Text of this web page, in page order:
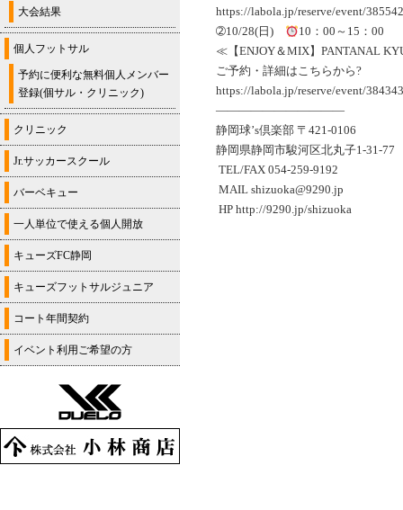
https://labola.jp/reserve/event/
➁10/28(日)
10：00～15：00
≪【ENJOY＆MIX】PANTANAL
ご予約・詳細はこちらから?
https://labola.jp/reserve/event/
———————————
静岡球’s倶楽部 〒421-0106
静岡県静岡市駿河区北丸子1-31-77
TEL/FAX 054-259-9192
MAIL shizuoka@9290.jp
HP http://9290.jp/shizuoka
大会結果
個人フットサル
予約に便利な無料個人メンバー
登録(個サル・クリニック)
クリニック
Jr.サッカースクール
バーベキュー
一人単位で使える個人開放
キューズFC静岡
キューズフットサルジュニア
コート年間契約
イベント利用ご希望の方